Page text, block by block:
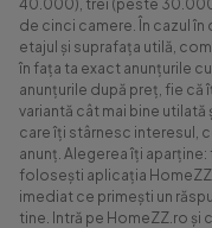
40.000), trei (peste
de cinci camere. În cazul
etajul și suprafața utilă,
în fața ta exact anunțurile
anunțurile după preț, fie
variantă cât mai bine
care îți stârnesc interesul,
anunț. Alegerea îți
folosești aplicația HomeZZ
imediat ce primești un
tine. Intră pe HomeZZ.ro și